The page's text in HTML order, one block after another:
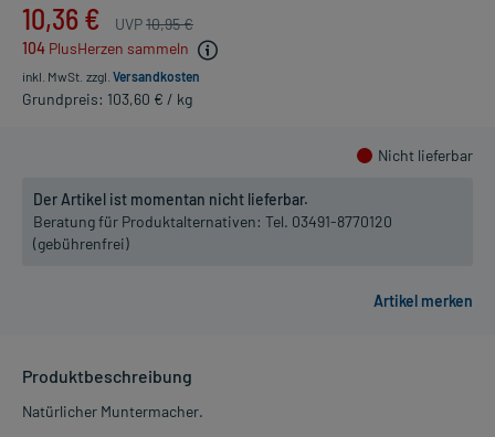
10,36 € UVP10,95 €
104 PlusHerzen sammeln
inkl. MwSt. zzgl. Versandkosten
Grundpreis: 103,60 € / kg
Nicht lieferbar
Der Artikel ist momentan nicht lieferbar.
Beratung für Produktalternativen: Tel. 03491-8770120
(gebührenfrei)
Produktbeschreibung
Natürlicher Muntermacher.